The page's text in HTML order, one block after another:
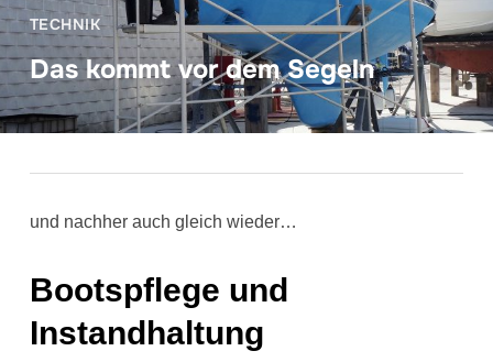
TECHNIK
Das kommt vor dem Segeln
und nachher auch gleich wieder…
Bootspflege und
Instandhaltung